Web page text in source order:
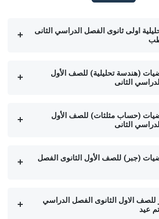
اولى ثانوى الفصل الدراسي الثانى
(هندسة تحليلية) للصف الأول
الثانى
(حساب مثلثات) للصف الأول
الثانى
(جبر) للصف الأول الثانوى الفصل
الاول الثانوى الفصل الدراسي
عيد